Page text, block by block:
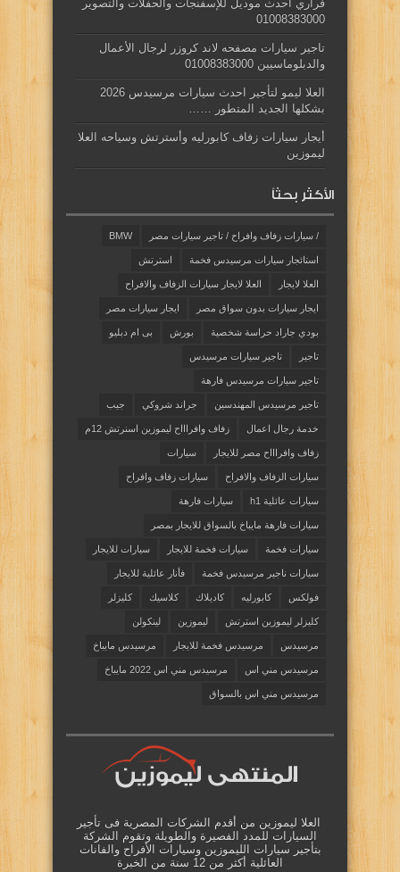
فراري احدث موديل للإسفنجات والحفلات والتصوير
01008383000
تاجير سيارات مصفحه لاند كروزر لرجال الأعمال
والدبلوماسيين 01008383000
العلا ليمو لتأجير احدث سيارات مرسيدس 2026
بشكلها الجديد المتطور ……
أيجار سيارات زفاف كابورليه وأسترتش وسياحه العلا
ليموزين
الأكثر بحثاً
/ سيارات زفاف وافراح / تاجير سيارات مصر BMW
استائجار سيارات مرسيدس فخمة استرتش
العلا لايجار العلا لايجار سيارات الزفاف والافراح
ايجار سيارات بدون سواق مصر ايجار سيارات مصر
بودي جاراد حراسة شخصية بورش بى ام دبليو
تاجير تاجير سيارات مرسيدس
تاجير سيارات مرسيدس فارهة
تاجير مرسيدس المهندسين جراند شروكي جيب
خدمة رجال اعمال زفاف وافراااح ليموزين اسنرتش 12م
زفاف وافراااح مصر للايجار سيارات
سيارات الزفاف والافراح سيارات زفاف وافراح
سيارات عائلية h1 سيارات فارهة
سيارات فارهة مايباخ بالسواق للايجار بمصر
سيارات فخمة سيارات فخمة للايجار سيارات للايجار
سيارات ناجير مرسيدس فخمة فأنار عائلية للايجار
فولكس كابورليه كاديلاك كلاسيك كليزلر
كليزلر ليموزين استرتش ليموزين لينكولن
مرسيدس مرسيدس فخمة للايجار مرسيدس مايباخ
مرسيدس مني اس مرسيدس مني اس 2022 مايباخ
مرسيدس مني اس بالسواق
العلا ليموزين من أقدم الشركات المصرية فى تأجير
السيارات للمدد الفصيرة والطويلة وتقوم الشركة
بتأجير سيارات الليموزين وسيارات الأفراح والفانات
العائلية أكثر من 12 سنة من الخبرة